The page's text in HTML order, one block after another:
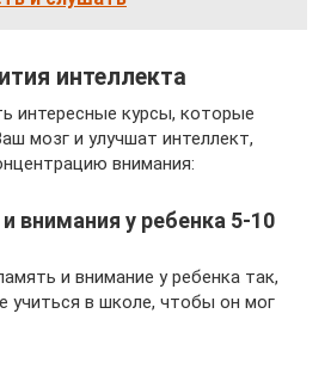
интеллекта
интересные курсы, которые
мозг и улучшат интеллект,
внимания:
внимания у ребенка 5-10
и внимание у ребенка так,
учиться в школе, чтобы он мог